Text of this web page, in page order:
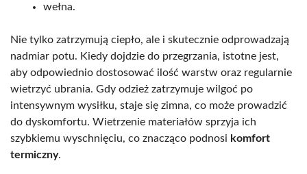
wełna.
Nie tylko zatrzymują ciepło, ale i skutecznie odprowadzają
nadmiar potu. Kiedy dojdzie do przegrzania, istotne jest,
aby odpowiednio dostosować ilość warstw oraz regularnie
wietrzyć ubrania. Gdy odzież zatrzymuje wilgoć po
intensywnym wysiłku, staje się zimna, co może prowadzić
do dyskomfortu. Wietrzenie materiałów sprzyja ich
szybkiemu wyschnięciu, co znacząco podnosi komfort
termiczny.